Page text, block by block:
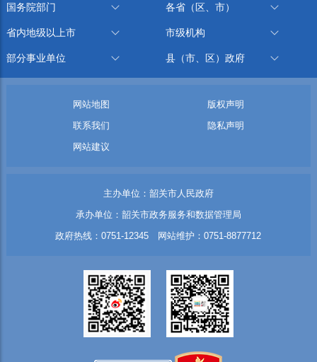
国务院部门 各省（区、市）
省内地级以上市 市级机构
部分事业单位 县（市、区）政府
网站地图
版权声明
联系我们
隐私声明
网站建议
主办单位：韶关市人民政府
承办单位：韶关市政务服务和数据管理局
政府热线：0751-12345 网站维护：0751-8877712